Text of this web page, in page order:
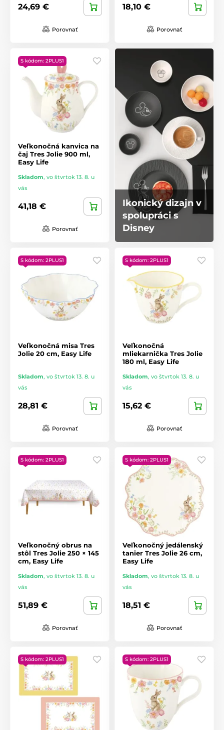
24,69 €
Porovnať
18,10 €
Porovnať
S kódom: 2PLUS1
Veľkonočná kanvica na
čaj Tres Jolie 900 ml,
Easy Life
Skladom, vo štvrtok 13. 8. u
vás
41,18 €
Porovnať
Ikonický dizajn v
spolupráci s
Disney
S kódom: 2PLUS1
Veľkonočná misa Tres
Jolie 20 cm, Easy Life
Skladom, vo štvrtok 13. 8. u
vás
28,81 €
Porovnať
S kódom: 2PLUS1
Veľkonočná
mliekarnička Tres Jolie
180 ml, Easy Life
Skladom, vo štvrtok 13. 8. u
vás
15,62 €
Porovnať
S kódom: 2PLUS1
Veľkonočný obrus na
stôl Tres Jolie 250 × 145
cm, Easy Life
Skladom, vo štvrtok 13. 8. u
vás
51,89 €
Porovnať
S kódom: 2PLUS1
Veľkonočný jedálenský
tanier Tres Jolie 26 cm,
Easy Life
Skladom, vo štvrtok 13. 8. u
vás
18,51 €
Porovnať
S kódom: 2PLUS1 S kódom: 2PLUS1